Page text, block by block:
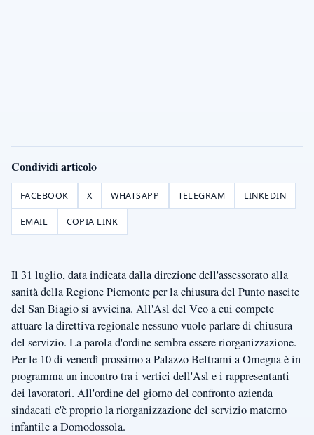
Condividi articolo
FACEBOOK X WHATSAPP TELEGRAM LINKEDIN
EMAIL COPIA LINK
Il 31 luglio, data indicata dalla direzione dell'assessorato alla
sanità della Regione Piemonte per la chiusura del Punto nascite
del San Biagio si avvicina. All'Asl del Vco a cui compete
attuare la direttiva regionale nessuno vuole parlare di chiusura
del servizio. La parola d'ordine sembra essere riorganizzazione.
Per le 10 di venerdì prossimo a Palazzo Beltrami a Omegna è in
programma un incontro tra i vertici dell'Asl e i rappresentanti
dei lavoratori. All'ordine del giorno del confronto azienda
sindacati c'è proprio la riorganizzazione del servizio materno
infantile a Domodossola.